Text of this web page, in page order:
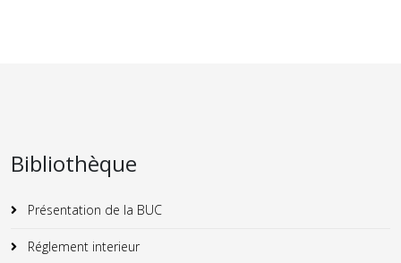
Bibliothèque
Présentation de la BUC
Réglement interieur